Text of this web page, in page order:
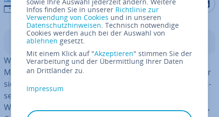
30.07.2026
In­halts­ver­zeich­nis
Website-Per­for­mance-Op­ti­mie­rung umfasst alle
Maßnahmen, die La­de­zei­ten verkürzen, Inhalte schneller
sichtbar machen und die Nutzung einer Website ver­bes­
sern. Wichtige Hebel sind moderne Bild­for­ma­te wie
WebP und AVIF, HTTP/3, op­ti­mier­tes CSS und Ja­va­Script,
Infos finden Sie in unserer Richtlinie zur
Verwendung von Cookies und in unseren
Datenschutzhinweisen. Technisch notwendige
Cookies werden auch bei der Auswahl von
ablehnen gesetzt.
Mit einem Klick auf "Akzeptieren" stimmen Sie der
Verarbeitung und der Übermittlung Ihrer Daten
an Drittländer zu.
Impressum